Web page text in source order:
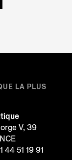
LA PLUS
V, 39
44 51 19 91